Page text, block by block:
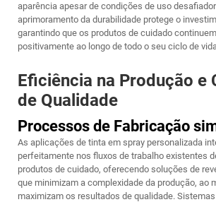
aparência apesar de condições de uso
aprimoramento da durabilidade protege o
garantindo que os produtos de cuidado
positivamente ao longo de todo o seu ciclo de
Eficiência na Produção e
de Qualidade
Processos de Fabricação
As aplicações de tinta em spray personalizada
perfeitamente nos fluxos de trabalho existentes
produtos de cuidado, oferecendo soluções de
que minimizam a complexidade da produção, ao
maximizam os resultados de qualidade.